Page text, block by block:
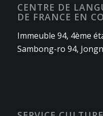
CENTRE DE
DE FRANCE EN
Immeuble 94, 4ème
Sambong-ro 94,